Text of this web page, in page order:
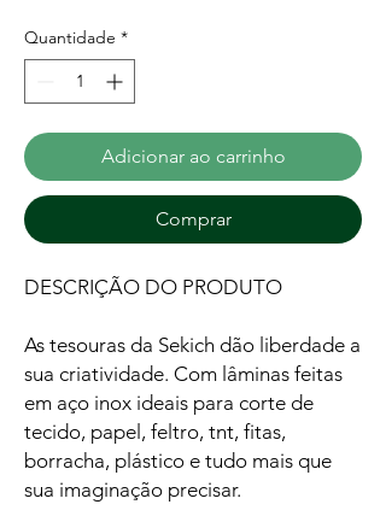
Quantidade *
Adicionar ao carrinho
Comprar
DESCRIÇÃO DO PRODUTO
As tesouras da Sekich dão liberdade a
sua criatividade. Com lâminas feitas
em aço inox ideais para corte de
tecido, papel, feltro, tnt, fitas,
borracha, plástico e tudo mais que
sua imaginação precisar.